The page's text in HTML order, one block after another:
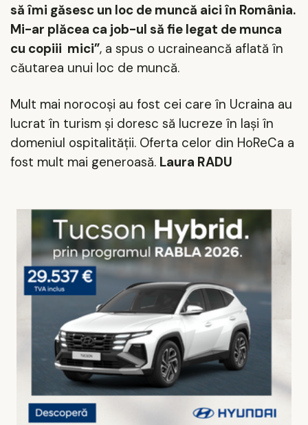
să îmi găsesc un loc de muncă aici în România.
Mi-ar plăcea ca job-ul să fie legat de munca
cu copiii mici”, a spus o ucraineancă aflată în
căutarea unui loc de muncă.
Mult mai norocoşi au fost cei care în Ucraina au
lucrat în turism şi doresc să lucreze în Iaşi în
domeniul ospitalităţii. Oferta celor din HoReCa a
fost mult mai generoasă. Laura RADU